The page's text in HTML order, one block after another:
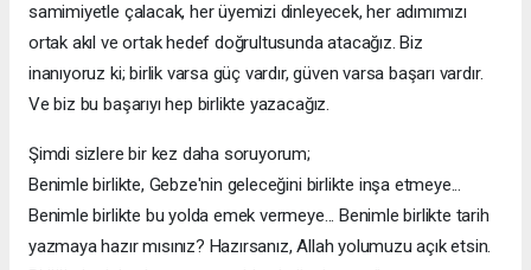
samimiyetle çalacak, her üyemizi dinleyecek, her adımımızı
ortak akıl ve ortak hedef doğrultusunda atacağız. Biz
inanıyoruz ki; birlik varsa güç vardır, güven varsa başarı vardır.
Ve biz bu başarıyı hep birlikte yazacağız.
Şimdi sizlere bir kez daha soruyorum;
Benimle birlikte, Gebze'nin geleceğini birlikte inşa etmeye...
Benimle birlikte bu yolda emek vermeye... Benimle birlikte tarih
yazmaya hazır mısınız? Hazırsanız, Allah yolumuzu açık etsin.